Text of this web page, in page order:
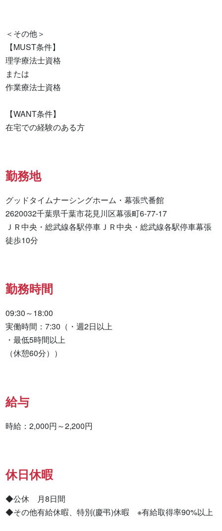
＜その他＞
【MUST条件】
理学療法士資格
または
作業療法士資格
【WANT条件】
在宅での経験のある方
勤務地
グッドタイムナーシングホーム・幕張弐番館
2620032千葉県千葉市花見川区幕張町6-77-17
ＪＲ中央・総武線各駅停車ＪＲ中央・総武線各駅停車幕張
徒歩10分
勤務時間
09:30～18:00
実働時間：7:30（・週2日以上
・最低5時間以上
（休憩60分））
給与
時給：2,000円～2,200円
休日休暇
◆公休　月8日間
◆その他有給休暇、特別(慶弔)休暇　※有給取得率90%以上